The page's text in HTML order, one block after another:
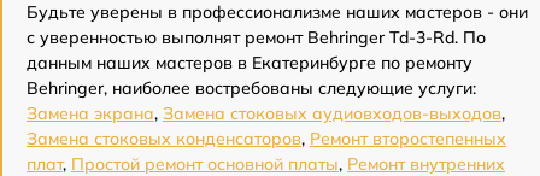
Будьте уверены в профессионализме наших мастеров - они
с уверенностью выполнят ремонт Behringer Td-3-Rd. По
данным наших мастеров в Екатеринбурге по ремонту
Behringer, наиболее востребованы следующие услуги:
Замена экрана, Замена стоковых аудиовходов-выходов,
Замена стоковых конденсаторов, Ремонт второстепенных
плат, Простой ремонт основной платы, Ремонт внутренних